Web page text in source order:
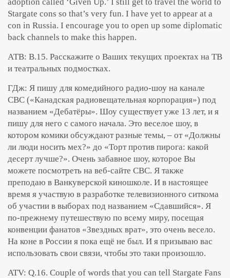
Stargate cons so that’s very fun. I have yet to appear at a
con in Russia. I encourage you to open up some diplomatic
back channels to make this happen.
АТВ: В.15. Расскажите о Ваших текущих проектах на ТВ
и театральных подмостках.
ГДж: Я пишу для комедийного радио-шоу на канале
CBC («Канадская радиовещательная корпорация») под
названием «Дебатёры». Шоу существует уже 13 лет, и я
пишу для него с самого начала. Это веселое шоу, в
котором комики обсуждают разные темы, – от «Должны
ли люди носить мех?» до «Торт против пирога: какой
десерт лучше?». Очень забавное шоу, которое Вы
можете посмотреть на веб-сайте CBC. Я также
преподаю в Ванкуверской киношколе. И в настоящее
время я участвую в разработке телевизионного ситкома
об участии в выборах под названием «Сдавшийся». Я
по-прежнему путешествую по всему миру, посещая
конвенции фанатов «Звездных врат», это очень весело.
На коне в России я пока ещё не был. И я призываю вас
использовать свои связи, чтобы это таки произошло.
ATV: Q.16. Couple of words that you can tell Stargate Fans